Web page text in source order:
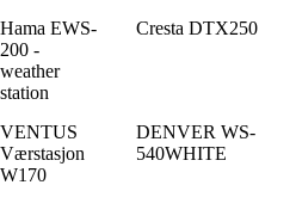
Hama EWS-
200 -
weather
station
Cresta DTX250
VENTUS
Værstasjon
W170
DENVER WS-
540WHITE